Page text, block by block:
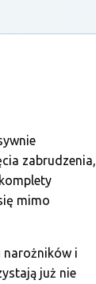
zabrudzenia,
mimo
narożników i
już nie